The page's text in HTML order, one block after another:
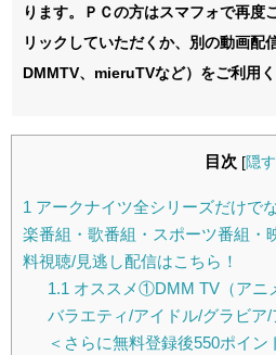
ります。ＰＣの方はスマフォで再度
リックしていただくか、別の動画配
DMMTV、mieruTVなど）をご利用く
目次 [隠す
1 アークナイツ全シリーズだけで
楽番組・歌番組・スポーツ番組・
料視聴/見逃し配信はこちら！
1.1 オススメ①DMM TV（アニ
バラエティ/アイドル/グラビア
＜さらに無料登録後550ポイ